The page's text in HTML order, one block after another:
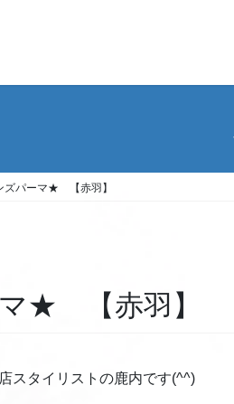
ズパーマ★ 【赤羽】
★ 【赤羽】
スタイリストの鹿内です(^^)